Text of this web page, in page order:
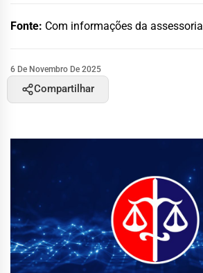
Fonte: Com informações da assessoria
6 De Novembro De 2025
Compartilhar